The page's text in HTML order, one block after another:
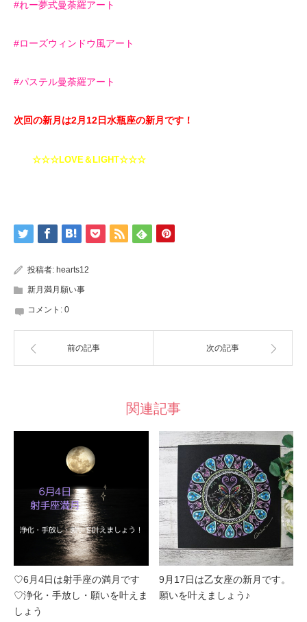
#れー夢式曼荼羅アート
#ローズウィンドウ風アート
#パステル曼荼羅アート
次回の新月は2月12日水瓶座の新月 です！
☆☆☆LOVE＆LIGHT☆☆☆
投稿者: hearts12
新月満月願い事
コメント: 0
前の記事 次の記事
関連記事
♡6月4日は射手座の満月です
♡浄化・手放し・願いを叶えま
しょう
9月17日は乙女座の新月です。
願いを叶えましょう♪